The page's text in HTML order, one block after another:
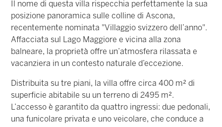
Il nome di questa villa rispecchia perfettamente la sua
posizione panoramica sulle colline di Ascona,
recentemente nominata "Villaggio svizzero dell’anno".
Affacciata sul Lago Maggiore e vicina alla zona
balneare, la proprietà offre un’atmosfera rilassata e
vacanziera in un contesto naturale d’eccezione.
Distribuita su tre piani, la villa offre circa 400 m² di
superficie abitabile su un terreno di 2495 m².
L’accesso è garantito da quattro ingressi: due pedonali,
una funicolare privata e uno veicolare, che conduce a